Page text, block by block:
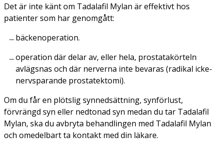
Det är inte känt om Tadalafil Mylan är effektivt hos
patienter som har genomgått:
bäckenoperation.
operation där delar av, eller hela, prostatakörteln
avlägsnas och där nerverna inte bevaras (radikal icke-
nervsparande prostatektomi).
Om du får en plötslig synnedsättning, synförlust,
förvrängd syn eller nedtonad syn medan du tar Tadalafil
Mylan, ska du avbryta behandlingen med Tadalafil Mylan
och omedelbart ta kontakt med din läkare.